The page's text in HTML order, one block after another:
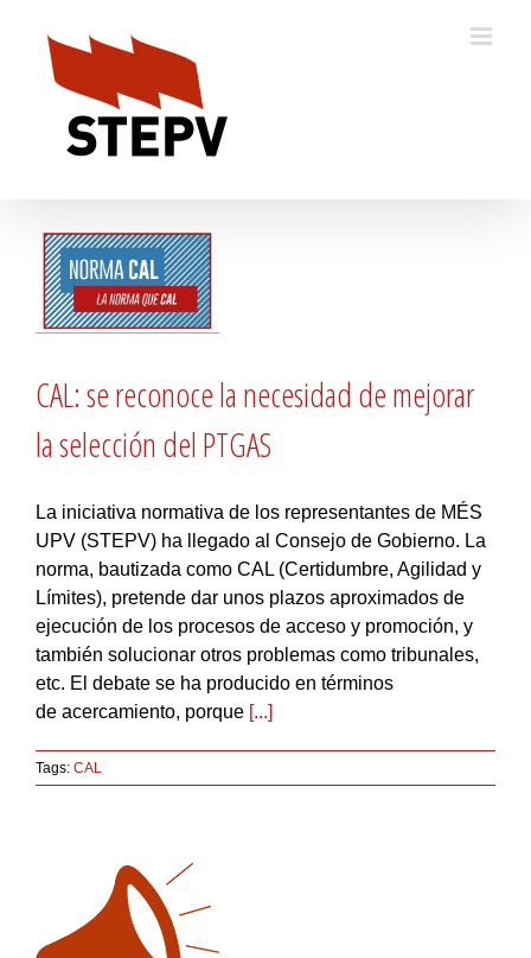
content
CAL: se reconoce la necesidad de mejorar
la selección del PTGAS
La iniciativa normativa de los representantes de MÉS
UPV (STEPV) ha llegado al Consejo de Gobierno. La
norma, bautizada como CAL (Certidumbre, Agilidad y
Límites), pretende dar unos plazos aproximados de
ejecución de los procesos de acceso y promoción, y
también solucionar otros problemas como tribunales,
etc. El debate se ha producido en términos
de acercamiento, porque [...]
Tags: CAL